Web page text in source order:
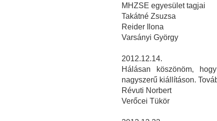
MHZSE egyesület tagjai
Takátné Zsuzsa
Reider Ilona
Varsányi György
2012.12.14.
Hálásan köszönöm,
nagyszerű kiállításon.
Révuti Norbert
Verőcei Tükör